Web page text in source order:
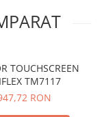
TOUCHSCREEN
TM7117
RON